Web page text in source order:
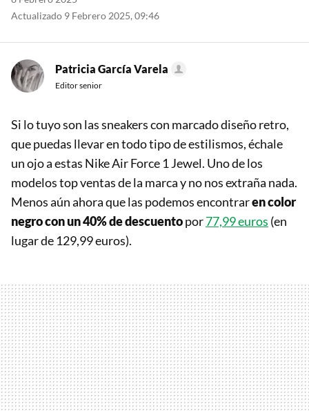
Actualizado 9 Febrero 2025, 09:46
Patricia García Varela
Editor senior
Si lo tuyo son las sneakers con marcado diseño retro,
que puedas llevar en todo tipo de estilismos, échale
un ojo a estas Nike Air Force 1 Jewel. Uno de los
modelos top ventas de la marca y no nos extraña nada.
Menos aún ahora que las podemos encontraren color
negro con un 40% de descuentopor77,99 euros (en
lugar de 129,99 euros).